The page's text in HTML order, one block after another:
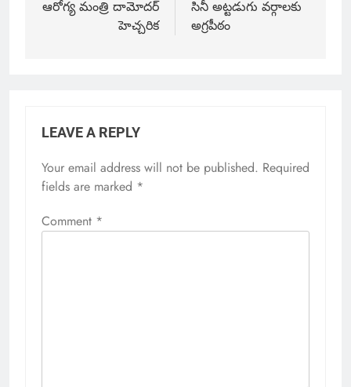
ఆరోగ్య మంత్రి దామోదర్
హెచ్చరిక
సినీ అట్టడుగు వర్గాలకు
అగ్రపీఠం
LEAVE A REPLY
Your email address will not be published. Required
fields are marked *
Comment *